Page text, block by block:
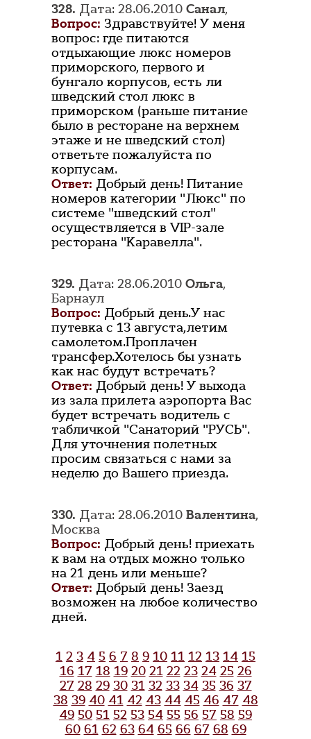
328. Дата: 28.06.2010 Санал,
Вопрос: Здравствуйте! У меня
вопрос: где питаются
отдыхающие люкс номеров
приморского, первого и
бунгало корпусов, есть ли
шведский стол люкс в
приморском (раньше питание
было в ресторане на верхнем
этаже и не шведский стол)
ответьте пожалуйста по
корпусам.
Ответ: Добрый день! Питание
номеров категории "Люкс" по
системе "шведский стол"
осуществляется в VIP-зале
ресторана "Каравелла".
329. Дата: 28.06.2010 Ольга,
Барнаул
Вопрос: Добрый день.У нас
путевка с 13 августа,летим
самолетом.Проплачен
трансфер.Хотелось бы узнать
как нас будут встречать?
Ответ: Добрый день! У выхода
из зала прилета аэропорта Вас
будет встречать водитель с
табличкой "Санаторий "РУСЬ".
Для уточнения полетных
просим связаться с нами за
неделю до Вашего приезда.
330. Дата: 28.06.2010 Валентина,
Москва
Вопрос: Добрый день! приехать
к вам на отдых можно только
на 21 день или меньше?
Ответ: Добрый день! Заезд
возможен на любое количество
дней.
1 2 3 4 5 6 7 8 9 10 11 12 13 14 15
16 17 18 19 20 21 22 23 24 25 26
27 28 29 30 31 32 33 34 35 36 37
38 39 40 41 42 43 44 45 46 47 48
49 50 51 52 53 54 55 56 57 58 59
60 61 62 63 64 65 66 67 68 69